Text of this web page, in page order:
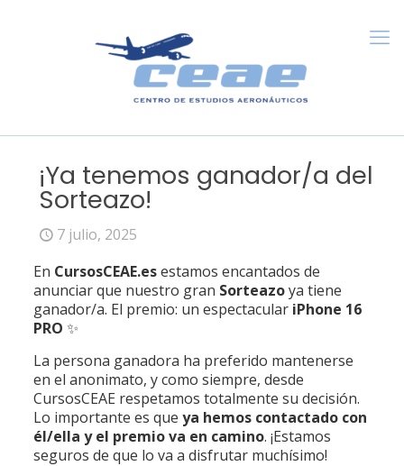
¡Ya tenemos ganador/a del
Sorteazo!
7 julio, 2025
En CursosCEAE.esestamos encantados de
anunciar que nuestro gran Sorteazoya tiene
ganador/a. El premio: un espectacular iPhone 16
PRO ✨
La persona ganadora ha preferido mantenerse
en el anonimato, y como siempre, desde
CursosCEAE respetamos totalmente su decisión.
Lo importante es que ya hemos contactado con
él/ella y el premio va en camino. ¡Estamos
seguros de que lo va a disfrutar muchísimo!